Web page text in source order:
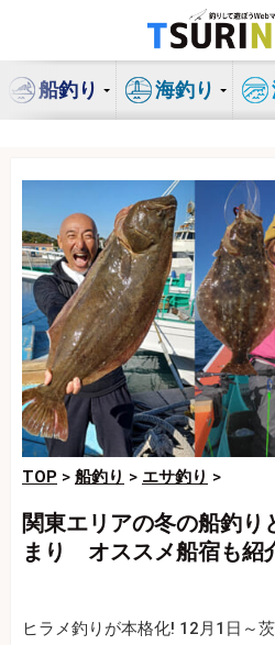
ン
船釣り 海釣り
TOP > 船釣り > エサ釣り >
関東エリアの冬の船釣り
まり オススメ船宿も紹
ヒラメ釣りが本格化! 12月1日～